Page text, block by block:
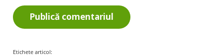
Publică comentariul
Etichete articol: